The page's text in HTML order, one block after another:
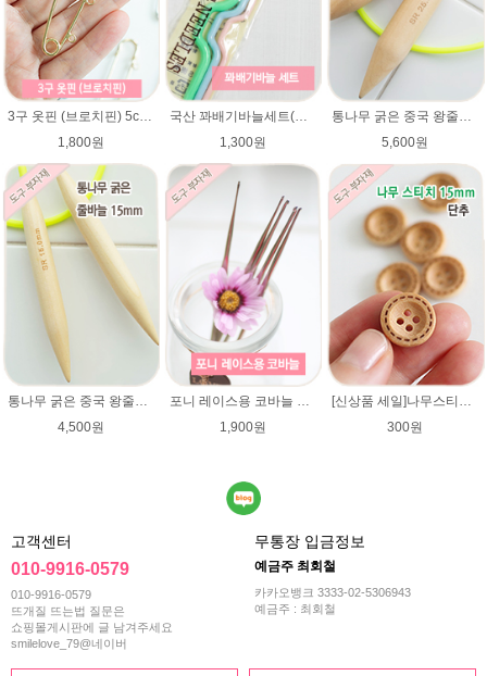
3구 옷핀 (브로치핀) 5cm,7cm 사이즈
1,800원
국산 꽈배기바늘세트(대/중/소) / 활형스타일
1,300원
통나무 굵은 중국 왕줄바늘(25mm)/총길이 82~84cm/루피망고모자뜨기 줄바늘/굵은대바늘/컨트리/컨트리뉴/매직소프트
5,600원
통나무 굵은 중국 왕줄바늘(15mm)/총길이 70~72cm/루피망고모자뜨기 줄바늘/굵은대바늘/네츄럴울/컨트리/컨트리뉴/매직소프트
4,500원
포니 레이스용 코바늘 0.9mm/1.0mm/1.25mm/1.5mm/1.75mm/레이스용코바늘/lace/레이스코바늘
1,900원
[신상품 세일]나무스티치단추 15mm/나무단추/네츄럴베이지색상/악세사리단추/원형단추/소품/장식단추/유아 아기단추/베이비단추
300원
고객센터
010-9916-0579
010-9916-0579
뜨개질 뜨는법 질문은
쇼핑몰게시판에 글 남겨주세요
smilelove_79@네이버
무통장 입금정보
예금주 최회철
카카오뱅크 3333-02-5306943
예금주 : 최회철